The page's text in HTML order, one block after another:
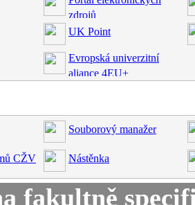
zdrojů
UK Point
Evropská univerzitní
aliance 4EU+
Souborový manažer
CŽV Nástěnka
fakultně